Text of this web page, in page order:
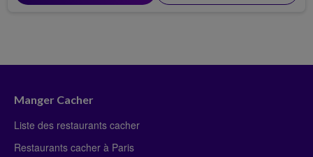
Manger Cacher
Liste des restaurants cacher
Restaurants cacher à Paris